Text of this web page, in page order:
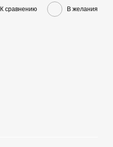
К сравнению В желания